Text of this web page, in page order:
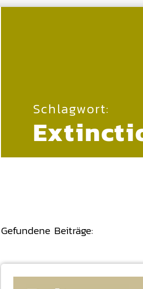
Schlagwort:
Gefundene Beiträge: